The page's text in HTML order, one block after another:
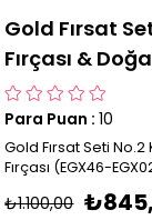
Gold Fırsat
Fırçası &
Para Puan : 10
Gold Fırsat Seti No.2
Fırçası (EGX46-
₺1.100,00